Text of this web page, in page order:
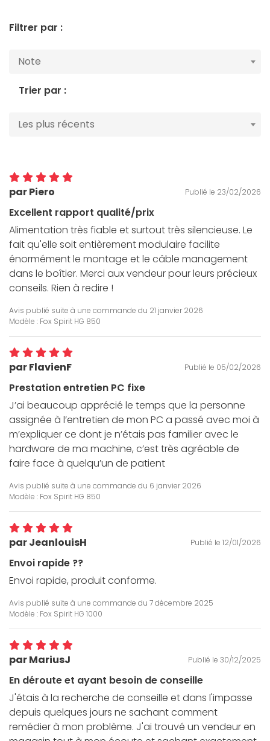
Filtrer par :
Note
Trier par :
Les plus récents
par Piero Publié le 23/02/2026
Excellent rapport qualité/prix
Alimentation très fiable et surtout très silencieuse. Le
fait qu'elle soit entièrement modulaire facilite
énormément le montage et le câble management
dans le boîtier. Merci aux vendeur pour leurs précieux
conseils. Rien à redire !
Avis publié suite à une commande du 21 janvier 2026
Modèle : Fox Spirit HG 850
par FlavienF Publié le 05/02/2026
Prestation entretien PC fixe
J’ai beaucoup apprécié le temps que la personne
assignée à l’entretien de mon PC a passé avec moi à
m’expliquer ce dont je n’étais pas familier avec le
hardware de ma machine, c’est très agréable de
faire face à quelqu’un de patient
Avis publié suite à une commande du 6 janvier 2026
Modèle : Fox Spirit HG 850
par JeanlouisH Publié le 12/01/2026
Envoi rapide ??
Envoi rapide, produit conforme.
Avis publié suite à une commande du 7 décembre 2025
Modèle : Fox Spirit HG 1000
par MariusJ Publié le 30/12/2025
En déroute et ayant besoin de conseille
J'étais à la recherche de conseille et dans l'impasse
depuis quelques jours ne sachant comment
remédier à mon problème. J'ai trouvé un vendeur en